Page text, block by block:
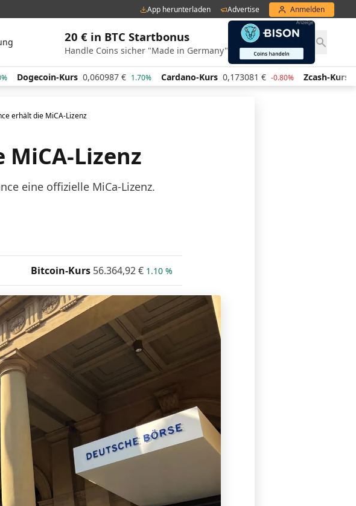
App herunterladen Advertise Anmelden
20 € in BTC Startbonus
Handle Coins sicher "Made in Germany"
Kurs 0,060987 € 1.70% Cardano-Kurs 0,173081 € -0.80% Zcash-Kurs 437,99
erhält die MiCA-Lizenz
Lizenz
eine offizielle MiCa-Lizenz.
Bitcoin-Kurs 56.364,92€ 1.10 %